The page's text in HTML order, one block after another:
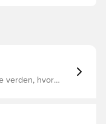
verden, hvor
look og med